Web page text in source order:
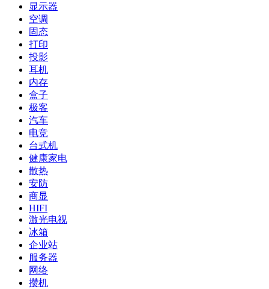
显示器
空调
固态
打印
投影
耳机
内存
盒子
极客
汽车
电竞
台式机
健康家电
散热
安防
商显
HIFI
激光电视
冰箱
企业站
服务器
网络
攒机